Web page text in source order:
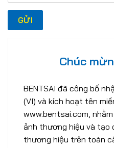
Chúc
BENTSAI đã công bố
(VI) và kích hoạt tên
www.bentsai.com,
ảnh thương hiệu và tạo
thương hiệu trên toàn